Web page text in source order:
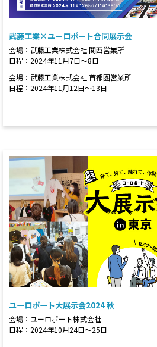
武藤工業×ユーロポート合同展示会
会場：武藤工業株式会社 関西営業所
日程：2024年11月7日～8日
会場：武藤工業株式会社 首都圏営業所
日程：2024年11月12日～13日
ユーロポート大展示会2024 秋
会場：ユーロポート株式会社
日程：2024年10月24日～25日